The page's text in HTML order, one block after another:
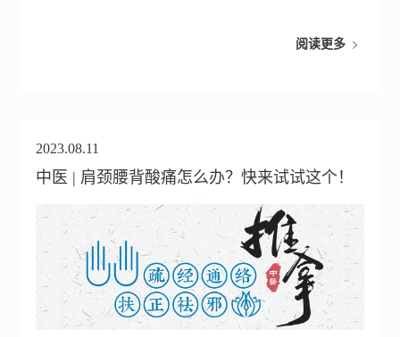
阅读更多
2023.08.11
中医 | 肩颈腰背酸痛怎么办？快来试试这个！